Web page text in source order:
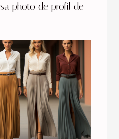
photo de profil de